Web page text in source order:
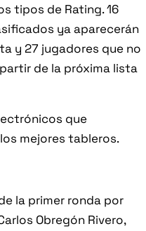
tipos de Rating. 16
ya aparecerán
y 27 jugadores que no
de la próxima lista
que
mejores tableros.
la primer ronda por
Obregón Rivero,